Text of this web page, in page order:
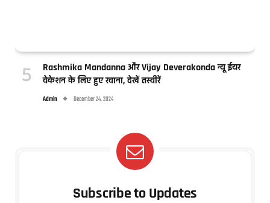
Rashmika Mandanna और Vijay Deverakonda न्यू ईयर
वेकेशन के लिए हुए रवाना, देखें तस्वीरें
Admin December 24, 2024
Subscribe to Updates